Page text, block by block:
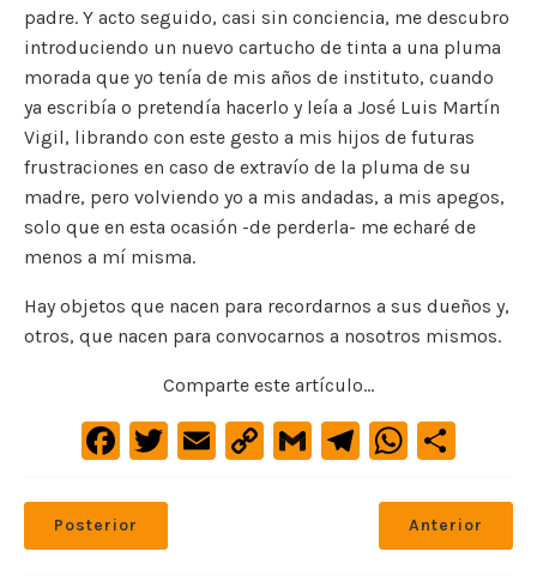
padre. Y acto seguido, casi sin conciencia, me descubro
introduciendo un nuevo cartucho de tinta a una pluma
morada que yo tenía de mis años de instituto, cuando
ya escribía o pretendía hacerlo y leía a José Luis Martín
Vigil, librando con este gesto a mis hijos de futuras
frustraciones en caso de extravío de la pluma de su
madre, pero volviendo yo a mis andadas, a mis apegos,
solo que en esta ocasión -de perderla- me echaré de
menos a mí misma.
Hay objetos que nacen para recordarnos a sus dueños y,
otros, que nacen para convocarnos a nosotros mismos.
Comparte este artículo...
F
c
e
T
E
C G Te
gr
a
W
at
s
m
p
Posterior Anterior